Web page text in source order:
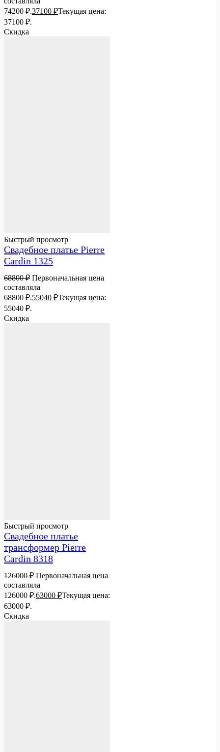
74200 ₽.37100 ₽Текущая цена:
37100 ₽.
Скидка
Быстрый просмотр
Свадебное платье Pierre
Cardin 1325
68800₽ Первоначальная цена
составляла
68800 ₽.55040 ₽Текущая цена:
55040 ₽.
Скидка
Быстрый просмотр
Свадебное платье
трансформер Pierre
Cardin 8318
126000₽ Первоначальная цена
составляла
126000 ₽.63000 ₽Текущая цена:
63000 ₽.
Скидка